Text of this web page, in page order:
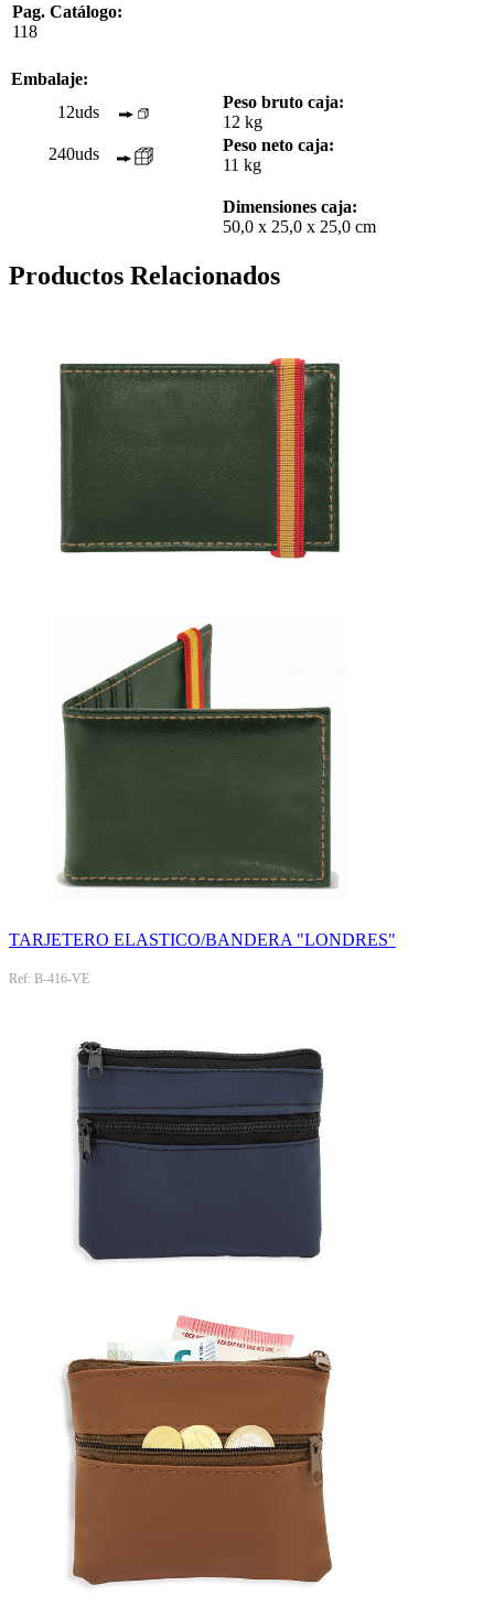
Pag. Catálogo:
118
Embalaje:
12uds
Peso bruto caja:
12 kg
240uds
Peso neto caja:
11 kg
Dimensiones caja:
50,0 x 25,0 x 25,0 cm
Productos Relacionados
TARJETERO ELASTICO/BANDERA "LONDRES"
Ref: B-416-VE